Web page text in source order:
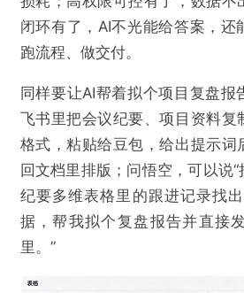
闭环有了，AI不光能给答案，还
跑流程、做交付。
同样要让AI帮着拟个项目复盘报
飞书里把会议纪要、项目资料复
格式，粘贴给豆包，给出提示词
回文档里排版；问悟空，可以说
纪要多维表格里的跟进记录找
据，帮我拟个复盘报告并直接
里。”